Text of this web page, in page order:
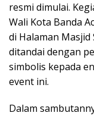
resmi dimulai.
Wali Kota Banda
di Halaman
ditandai dengan
simbolis kepada
event ini.
Dalam